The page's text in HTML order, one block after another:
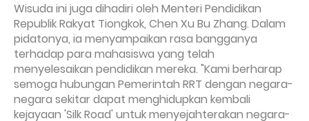
Wisuda ini juga dihadiri oleh Menteri Pendidikan
Republik Rakyat Tiongkok, Chen Xu Bu Zhang. Dalam
pidatonya, ia menyampaikan rasa bangganya
terhadap para mahasiswa yang telah
menyelesaikan pendidikan mereka. "Kami berharap
semoga hubungan Pemerintah RRT dengan negara-
negara sekitar dapat menghidupkan kembali
kejayaan 'Silk Road' untuk menyejahterakan negara-